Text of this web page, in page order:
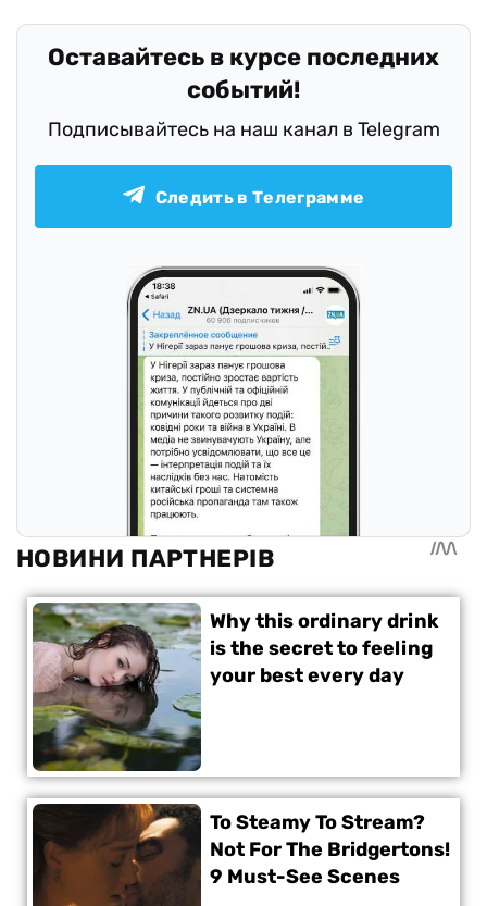
Оставайтесь в курсе последних
событий!
Подписывайтесь на наш канал в Telegram
Следить в Телеграмме